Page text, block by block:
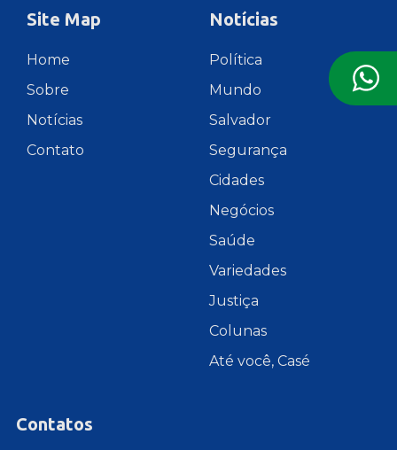
Site Map
Home
Sobre
Notícias
Contato
Notícias
Política
Mundo
Salvador
Segurança
Cidades
Negócios
Saúde
Variedades
Justiça
Colunas
Até você, Casé
Contatos